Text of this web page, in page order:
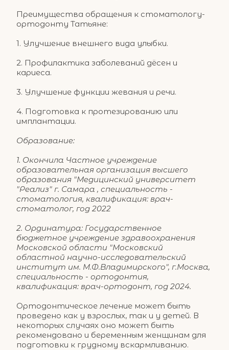
Преимущества обращения к стоматологу-
ортодонту Татьяне:
1. Улучшение внешнего вида улыбки.
2. Профилактика заболеваний дёсен и
кариеса.
3. Улучшение функции жевания и речи.
4. Подготовка к протезированию или
имплантации.
Образование:
1. Окончила Частное учреждение
образовательная организация высшего
образования "Медицинский университет
"Реализ" г. Самара , специальность -
стоматология, квалификация: врач-
стоматолог, год 2022
2. Ординатура: Государственное
бюджетное учреждение здравоохранения
Московской области "Московский
областной научно-исследовательский
институт им. М.Ф.Владимирского", г.Москва,
специальность - ортодонтия,
квалификация: врач-ортодонт, год 2024.
Ортодонтическое лечение может быть
проведено как у взрослых, так и у детей. В
некоторых случаях оно может быть
рекомендовано и беременным женщинам для
подготовки к грудному вскармливанию.